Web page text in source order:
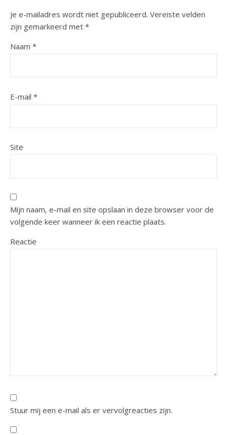
Je e-mailadres wordt niet gepubliceerd. Vereiste velden
zijn gemarkeerd met *
Naam *
E-mail *
Site
Mijn naam, e-mail en site opslaan in deze browser voor de
volgende keer wanneer ik een reactie plaats.
Reactie
Stuur mij een e-mail als er vervolgreacties zijn.